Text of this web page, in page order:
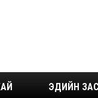
ЭДИЙН